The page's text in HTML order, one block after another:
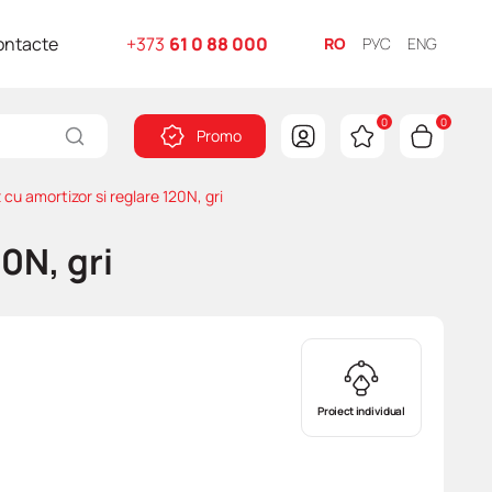
+373 61 0 88 000 RO РУС ENG
Promo
0 0
amortizor si reglare 120N, gri
gri
Proiect individual